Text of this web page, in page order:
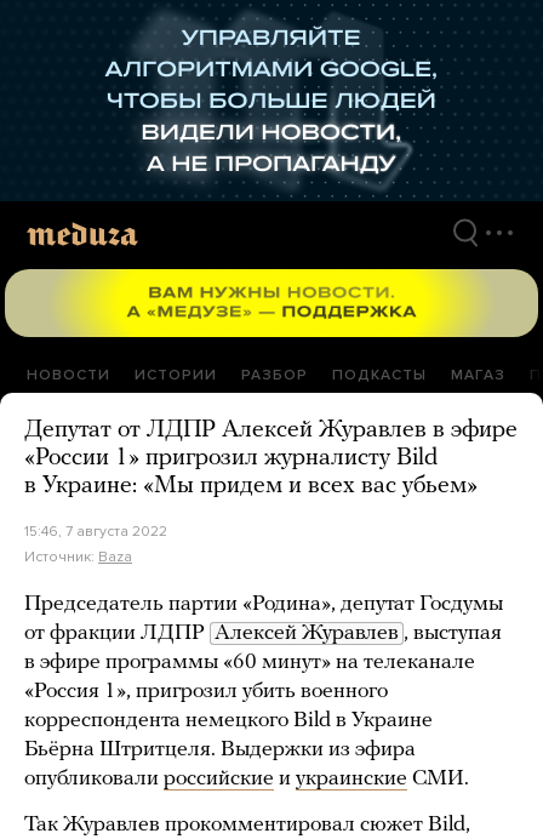
НОВОСТИ ИСТОРИИ РАЗБОР ПОДКАСТЫ МАГАЗ
Депутат от ЛДПР Алексей Журавлев в эфире
«России 1» пригрозил журналисту Bild
в Украине: «Мы придем и всех вас убьем»
15:46, 7 августа 2022
Источник: Baza
Председатель партии «Родина», депутат Госдумы
от фракции ЛДПР Алексей Журавлев , выступая
в эфире программы «60 минут» на телеканале
«Россия 1», пригрозил убить военного
корреспондента немецкого Bild в Украине
Бьёрна Штритцеля. Выдержки из эфира
опубликовали российские и украинские СМИ.
Так Журавлев прокомментировал сюжет Bild,